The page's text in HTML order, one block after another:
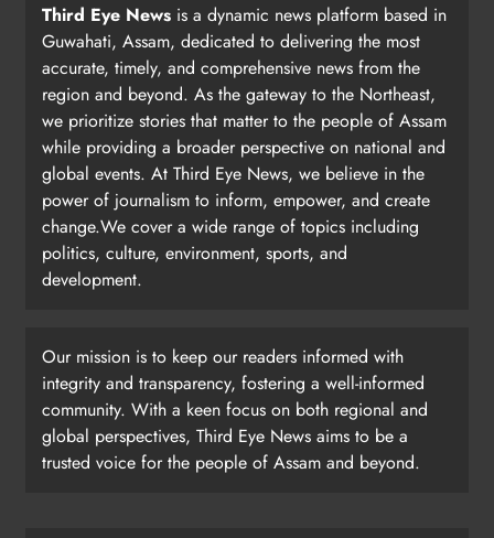
Third Eye News is a dynamic news platform based in
Guwahati, Assam, dedicated to delivering the most
accurate, timely, and comprehensive news from the
region and beyond. As the gateway to the Northeast,
we prioritize stories that matter to the people of Assam
while providing a broader perspective on national and
global events. At Third Eye News, we believe in the
power of journalism to inform, empower, and create
change.We cover a wide range of topics including
politics, culture, environment, sports, and
development.
Our mission is to keep our readers informed with
integrity and transparency, fostering a well-informed
community. With a keen focus on both regional and
global perspectives, Third Eye News aims to be a
trusted voice for the people of Assam and beyond.